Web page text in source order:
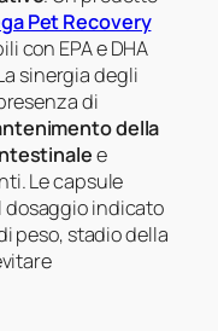
Pet Recovery
con EPA e DHA
sinergia degli
di
della
e
Le capsule
dosaggio indicato
peso, stadio della